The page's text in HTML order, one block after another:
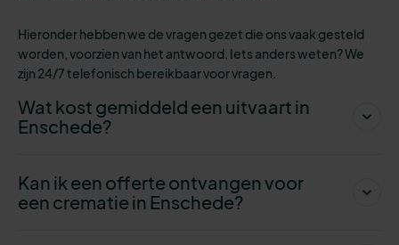
Hieronder hebben we de vragen gezet die ons vaak gesteld
worden, voorzien van het antwoord. Iets anders weten? We
zijn 24/7 telefonisch bereikbaarvoor vragen.
Wat kost gemiddeld een uitvaart in
Enschede?
Kan ik een offerte ontvangen voor
een crematie in Enschede?